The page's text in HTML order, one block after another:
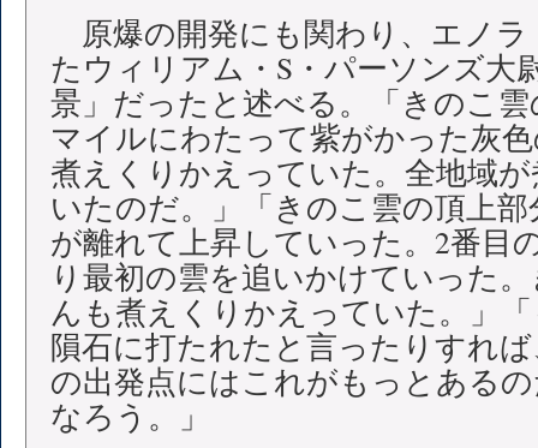
原爆の開発にも関わり、エノ
たウィリアム・S・パーソンズ大
景」だったと述べる。「きのこ
マイルにわたって紫がかった灰
煮えくりかえっていた。全地域
いたのだ。」「きのこ雲の頂上
が離れて上昇していった。2番目
り最初の雲を追いかけていった
んも煮えくりかえっていた。」
隕石に打たれたと言ったりすれ
の出発点にはこれがもっとある
なろう。」